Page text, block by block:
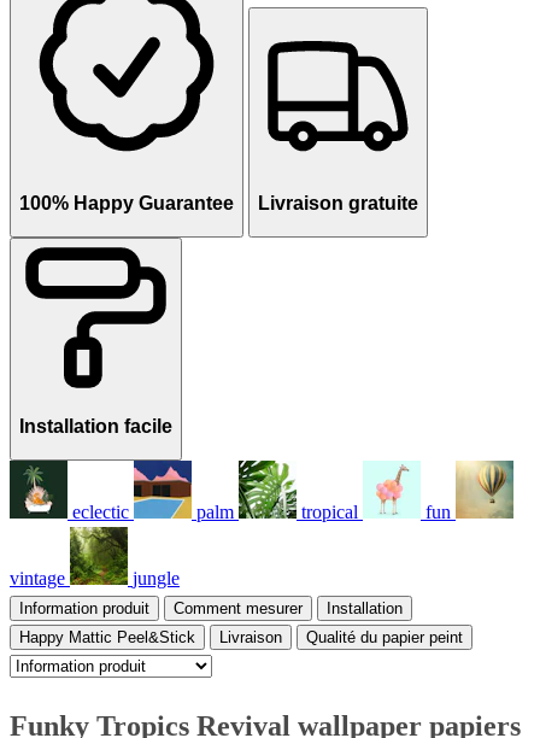
100% Happy Guarantee Livraison gratuite
Installation facile
eclectic palm tropical fun
vintage jungle
Information produit Comment mesurer
Installation
Happy Mattic Peel&Stick
Livraison Qualité du papier peint
Funky Tropics Revival wallpaper papiers